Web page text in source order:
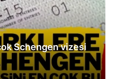
Schengen vizesi